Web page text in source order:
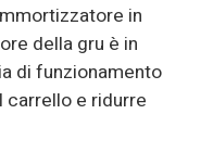
in
della gru è in
di funzionamento
carrello e ridurre